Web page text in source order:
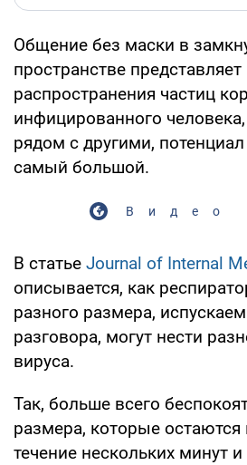
Общение без маски в
пространстве
распространения частиц
инфицированного
рядом с другими, потенциал
самый большой.
Видео
В статье Journal of Internal
описывается, как
разного размера,
разговора, могут нести
вируса.
Так, больше всего
размера, которые остаются
течение нескольких минут и